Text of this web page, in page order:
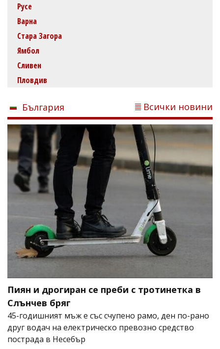
Русе
Варна
Стара Загора
Ямбол
Сливен
Пловдив
България Всички новини
Пиян и дрогиран се преби с тротинетка в
Слънчев бряг
45-годишният мъж е със счупено рамо, ден по-рано
друг водач на електрическо превозно средство
пострада в Несебър